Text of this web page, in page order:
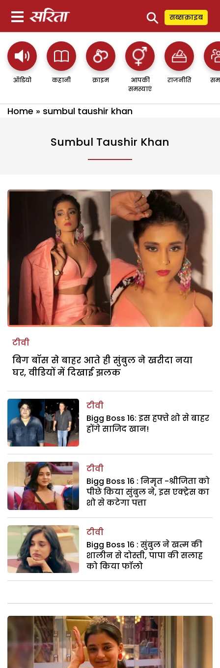
⚲ सब्सक्राइब
ऑडियो कहानी क्राइम
आपकी
समस्याएं
राजनीति
Home » sumbul taushir khan
Sumbul Taushir Khan
टीवी
बिग बॉस से बाहर आते ही सुंबुल ने खरीदा नया
घर, वीडियों में दिखाई झलक
टीवी
Bigg Boss 16: इस हफ्ते शो से बाहर
होंगे साजिद खान!
टीवी
Bigg Boss 16 : निमृत -श्रीजिता को
पीछे किया सुंबुल ने, इस एक्ट्रेस का
शो से कटेगा पत्ता
टीवी
Bigg Boss 16 : सुंबुल ने खत्म की
शालीन से दोस्ती, पापा की सलाह
को किया फॉलो